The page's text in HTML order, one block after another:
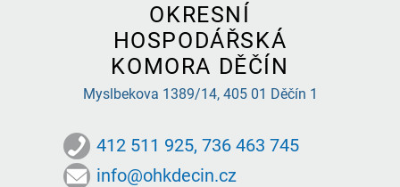
OKRESNÍ
HOSPODÁŘSKÁ
KOMORA DĚČÍN
Myslbekova 1389/14, 405 01 Děčín 1
412 511 925, 736 463 745
info@ohkdecin.cz